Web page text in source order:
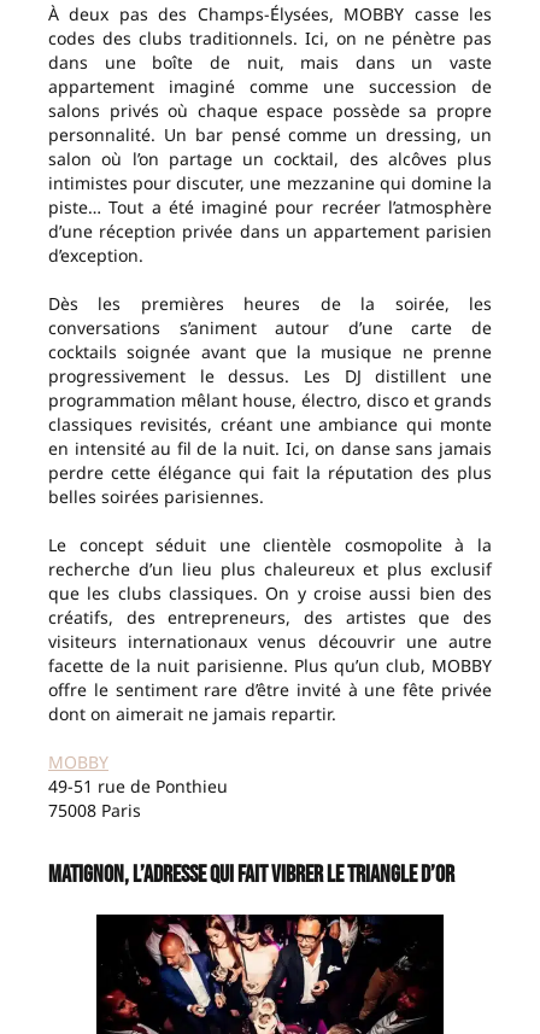
À deux pas des Champs-Élysées, MOBBY casse les
codes des clubs traditionnels. Ici, on ne pénètre pas
dans une boîte de nuit, mais dans un vaste
appartement imaginé comme une succession de
salons privés où chaque espace possède sa propre
personnalité. Un bar pensé comme un dressing, un
salon où l’on partage un cocktail, des alcôves plus
intimistes pour discuter, une mezzanine qui domine la
piste… Tout a été imaginé pour recréer l’atmosphère
d’une réception privée dans un appartement parisien
d’exception.
Dès les premières heures de la soirée, les
conversations s’animent autour d’une carte de
cocktails soignée avant que la musique ne prenne
progressivement le dessus. Les DJ distillent une
programmation mêlant house, électro, disco et grands
classiques revisités, créant une ambiance qui monte
en intensité au fil de la nuit. Ici, on danse sans jamais
perdre cette élégance qui fait la réputation des plus
belles soirées parisiennes.
Le concept séduit une clientèle cosmopolite à la
recherche d’un lieu plus chaleureux et plus exclusif
que les clubs classiques. On y croise aussi bien des
créatifs, des entrepreneurs, des artistes que des
visiteurs internationaux venus découvrir une autre
facette de la nuit parisienne. Plus qu’un club, MOBBY
offre le sentiment rare d’être invité à une fête privée
dont on aimerait ne jamais repartir.
MOBBY
49-51 rue de Ponthieu
75008 Paris
Matignon, l’adresse qui fait vibrer le Triangle d’Or